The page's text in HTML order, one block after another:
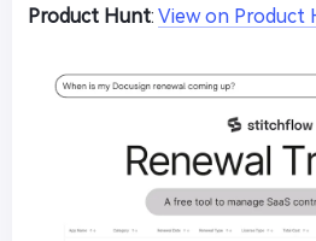
Product Hunt: View on Product